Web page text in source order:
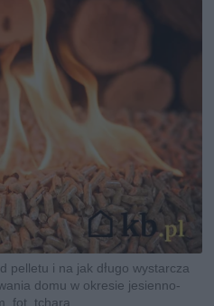
pelletu i na jak długo wystarcza
domu w okresie jesienno-
fot. tchara